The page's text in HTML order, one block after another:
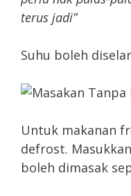
terus jadi”
Suhu boleh
Untuk makanan
defrost.
boleh dimasak